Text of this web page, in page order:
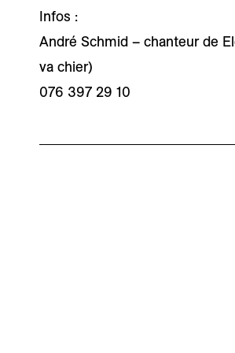
Infos :
André Schmid – chanteur de
va chier)
076 397 29 10